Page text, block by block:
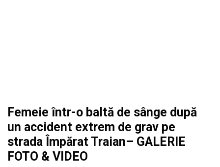
Femeie într-o baltă de sânge după
un accident extrem de grav pe
strada Împărat Traian– GALERIE
FOTO & VIDEO